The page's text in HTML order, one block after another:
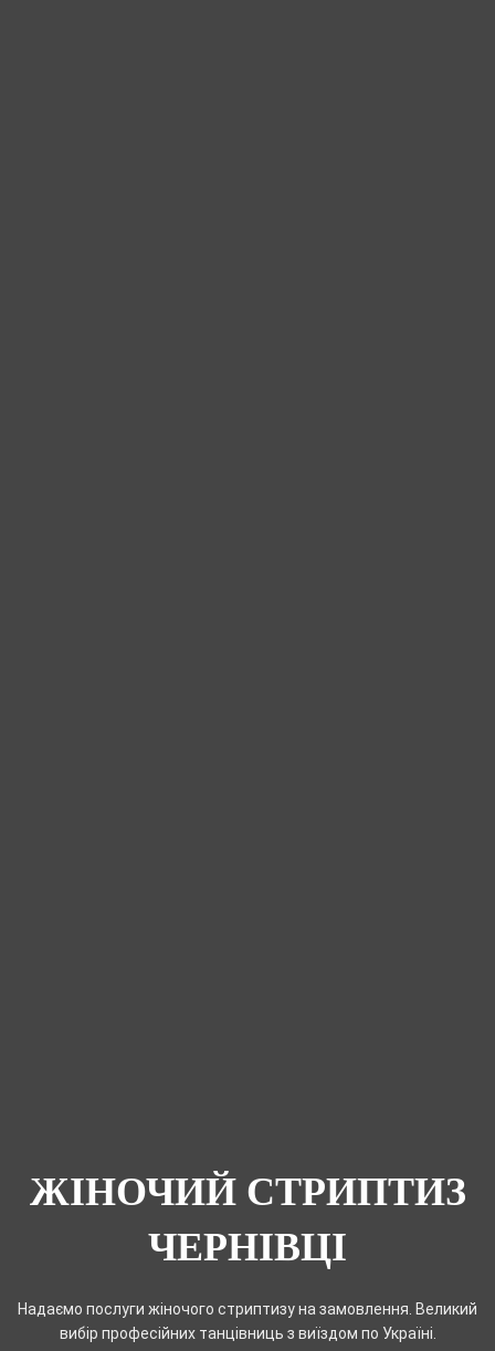
ЖІНОЧИЙ СТРИПТИЗ
ЧЕРНІВЦІ
Надаємо послуги жіночого стриптизу на замовлення. Великий
вибір професійних танцівниць з виїздом по Україні.